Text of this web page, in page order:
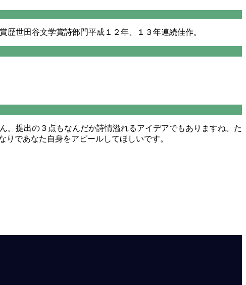
世田谷文学賞詩部門平成１２年、１３年連続佳作。
提出の３点もなんだか詩情溢れるアイデアでもありますね。た
であなた自身をアピールしてほしいです。